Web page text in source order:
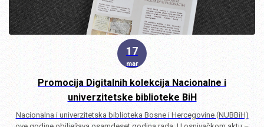
17
mar
Promocija Digitalnih kolekcija Nacionalne i
univerzitetske biblioteke BiH
Nacionalna i univerzitetska biblioteka Bosne i Hercegovine (NUBBiH)